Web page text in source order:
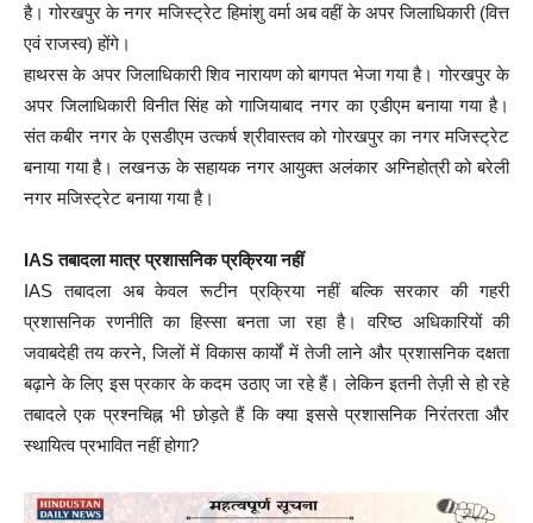
है। गोरखपुर के नगर मजिस्ट्रेट हिमांशु वर्मा अब वहीं के अपर जिलाधिकारी (वित्त
एवं राजस्व) होंगे।
हाथरस के अपर जिलाधिकारी शिव नारायण को बागपत भेजा गया है। गोरखपुर के
अपर जिलाधिकारी विनीत सिंह को गाजियाबाद नगर का एडीएम बनाया गया है।
संत कबीर नगर के एसडीएम उत्कर्ष श्रीवास्तव को गोरखपुर का नगर मजिस्ट्रेट
बनाया गया है। लखनऊ के सहायक नगर आयुक्त अलंकार अग्निहोत्री को बरेली
नगर मजिस्ट्रेट बनाया गया है।
IAS तबादला मात्र प्रशासनिक प्रक्रिया नहीं
IAS तबादला अब केवल रूटीन प्रक्रिया नहीं बल्कि सरकार की गहरी
प्रशासनिक रणनीति का हिस्सा बनता जा रहा है। वरिष्ठ अधिकारियों की
जवाबदेही तय करने, जिलों में विकास कार्यों में तेजी लाने और प्रशासनिक दक्षता
बढ़ाने के लिए इस प्रकार के कदम उठाए जा रहे हैं। लेकिन इतनी तेज़ी से हो रहे
तबादले एक प्रश्नचिह्न भी छोड़ते हैं कि क्या इससे प्रशासनिक निरंतरता और
स्थायित्व प्रभावित नहीं होगा?